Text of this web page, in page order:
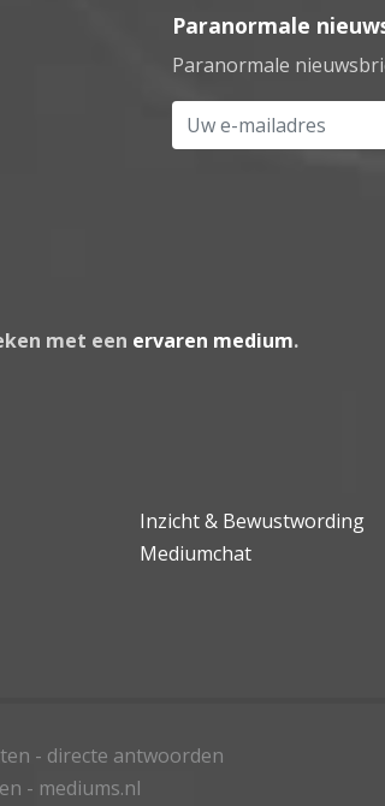
Paranormale
Paranormale
Uw e-mailadres
met een ervaren medium.
Inzicht & Bewustwording
Mediumchat
- directe antwoorden
- mediums.nl